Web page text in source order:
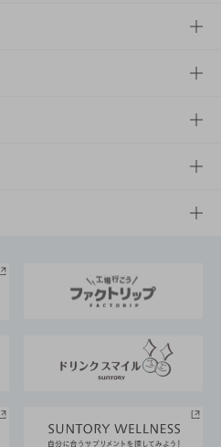
阪テナビリティ経営